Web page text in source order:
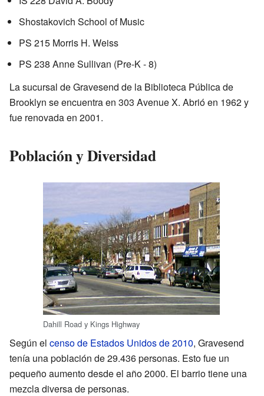
Shostakovich School of Music
PS 215 Morris H. Weiss
PS 238 Anne Sullivan (Pre-K - 8)
La sucursal de Gravesend de la Biblioteca Pública de
Brooklyn se encuentra en 303 Avenue X. Abrió en 1962 y
fue renovada en 2001.
Población y Diversidad
Dahill Road y Kings Highway
Según el censo de Estados Unidos de 2010, Gravesend
tenía una población de 29.436 personas. Esto fue un
pequeño aumento desde el año 2000. El barrio tiene una
mezcla diversa de personas.